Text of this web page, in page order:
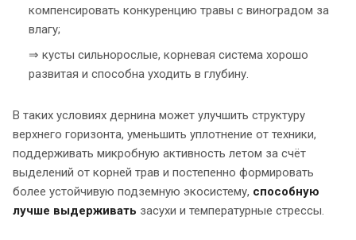
компенсировать конкуренцию травы с виноградом за
влагу;
⇒ кусты сильнорослые, корневая система хорошо
развитая и способна уходить в глубину.
В таких условиях дернина может улучшить структуру
верхнего горизонта, уменьшить уплотнение от техники,
поддерживать микробную активность летом за счёт
выделений от корней трав и постепенно формировать
более устойчивую подземную экосистему, способную
лучше выдерживать засухи и температурные стрессы.